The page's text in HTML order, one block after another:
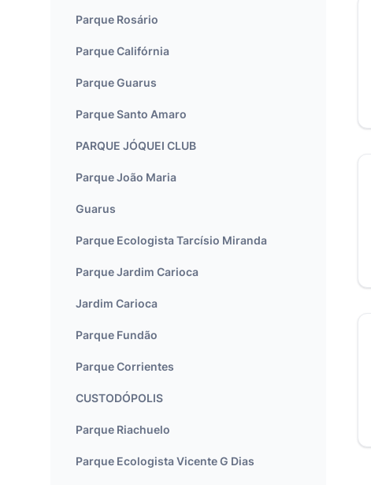
Parque Rosário
Parque Califórnia
Parque Guarus
Parque Santo Amaro
PARQUE JÓQUEI CLUB
Parque João Maria
Guarus
Parque Ecologista Tarcísio Miranda
Parque Jardim Carioca
Jardim Carioca
Parque Fundão
Parque Corrientes
CUSTODÓPOLIS
Parque Riachuelo
Parque Ecologista Vicente G Dias